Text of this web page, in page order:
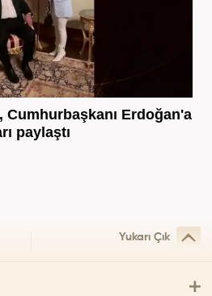
Cumhurbaşkanı Erdoğan'a
paylaştı
Yukarı Çık